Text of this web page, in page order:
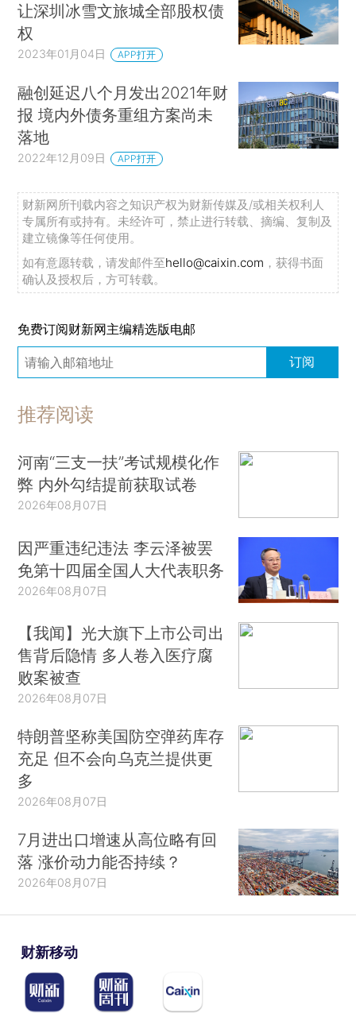
让深圳冰雪文旅城全部股权债
权
2023年01月04日 APP打开
融创延迟八个月发出2021年财
报 境内外债务重组方案尚未
落地
2022年12月09日 APP打开
财新网所刊载内容之知识产权为财新传媒及/或相关权利人
专属所有或持有。未经许可，禁止进行转载、摘编、复制及
建立镜像等任何使用。
如有意愿转载，请发邮件至hello@caixin.com ，获得书面
确认及授权后，方可转载。
免费订阅财新网主编精选版电邮
订阅
推荐阅读
河南“三支一扶”考试规模化作
弊 内外勾结提前获取试卷
2026年08月07日
因严重违纪违法 李云泽被罢
免第十四届全国人大代表职务
2026年08月07日
【我闻】光大旗下上市公司出
售背后隐情 多人卷入医疗腐
败案被查
2026年08月07日
特朗普坚称美国防空弹药库存
充足 但不会向乌克兰提供更
多
2026年08月07日
7月进出口增速从高位略有回
落 涨价动力能否持续？
2026年08月07日
财新移动